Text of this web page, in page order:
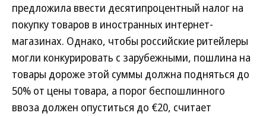
предложила ввести десятипроцентный налог на
покупку товаров в иностранных интернет-
магазинах. Однако, чтобы российские ритейлеры
могли конкурировать с зарубежными, пошлина на
товары дороже этой суммы должна подняться до
50% от цены товара, а порог беспошлинного
ввоза должен опуститься до €20, считает